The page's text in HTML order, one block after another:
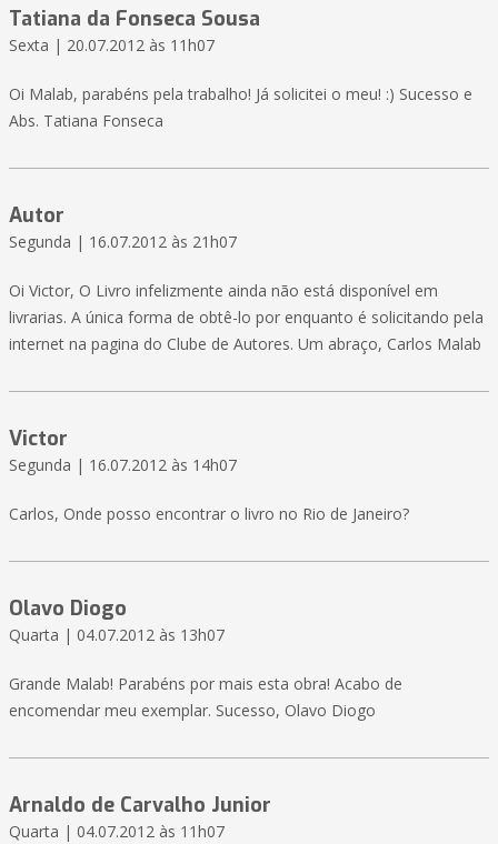
Tatiana da Fonseca Sousa
Sexta | 20.07.2012 às 11h07
Oi Malab, parabéns pela trabalho! Já solicitei o meu! :) Sucesso e
Abs. Tatiana Fonseca
Autor
Segunda | 16.07.2012 às 21h07
Oi Victor, O Livro infelizmente ainda não está disponível em
livrarias. A única forma de obtê-lo por enquanto é solicitando pela
internet na pagina do Clube de Autores. Um abraço, Carlos Malab
Victor
Segunda | 16.07.2012 às 14h07
Carlos, Onde posso encontrar o livro no Rio de Janeiro?
Olavo Diogo
Quarta | 04.07.2012 às 13h07
Grande Malab! Parabéns por mais esta obra! Acabo de
encomendar meu exemplar. Sucesso, Olavo Diogo
Arnaldo de Carvalho Junior
Quarta | 04.07.2012 às 11h07